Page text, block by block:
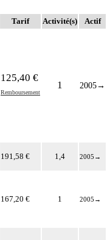
Tarif Activité(s) Actif
125,40 €
Remboursement
1 2005→
191,58 € 1,4 2005 →
167,20 € 1 2005 →